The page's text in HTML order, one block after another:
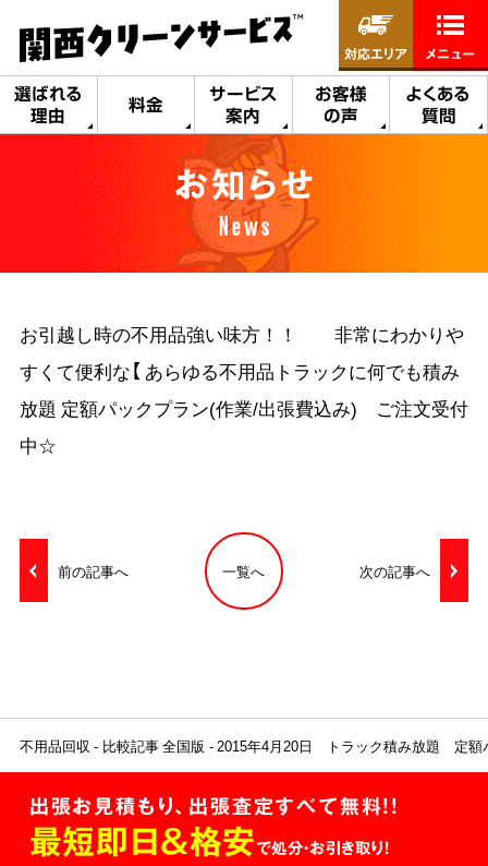
選ばれる
理由
料金
サービス
案内
お客様
の声
よくある
質問
対応エリア メニュー
お知らせ
News
お引越し時の不用品強い味方！！ 非常にわかりや
すくて便利な【 あらゆる不用品トラックに何でも積み
放題 定額パックプラン(作業/出張費込み) ご注文受付
中☆
前の記事へ 一覧へ 次の記事へ
不用品回収 比較記事 全国版 2015年4月20日 トラック積み放題 定額
出張お見積もり、出張査定すべて無料!!
最短即日＆格安で処分・お引き取り！